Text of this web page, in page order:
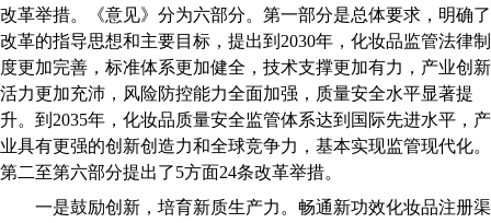
改革举措。《意见》分为六部分。第一部分是总体要求，明确了
改革的指导思想和主要目标，提出到2030年，化妆品监管法律制
度更加完善，标准体系更加健全，技术支撑更加有力，产业创新
活力更加充沛，风险防控能力全面加强，质量安全水平显著提
升。到2035年，化妆品质量安全监管体系达到国际先进水平，产
业具有更强的创新创造力和全球竞争力，基本实现监管现代化。
第二至第六部分提出了5方面24条改革举措。
一是鼓励创新，培育新质生产力。畅通新功效化妆品注册渠